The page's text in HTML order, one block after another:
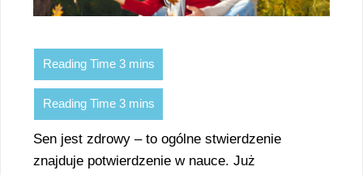
Sen jest zdrowy – to ogólne stwierdzenie
znajduje potwierdzenie w nauce. Już